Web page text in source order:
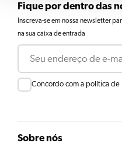
Fique por dentro das
Inscreva-se em nossa newsletter
na sua caixa de entrada
E-mail
Consent
Concordo com a política de
Sobre nós